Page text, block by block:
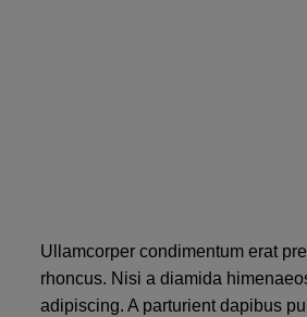
Ullamcorper condimentum erat
rhoncus. Nisi a diamida
adipiscing. A parturient dapibus